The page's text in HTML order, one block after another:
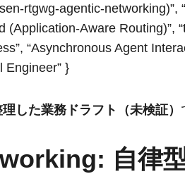
rtgwg-agentic-networking)”,
(Application-Aware Routing)”,
“Asynchronous Agent
Engineer” }
した業務ドラフト（未検証）
自律